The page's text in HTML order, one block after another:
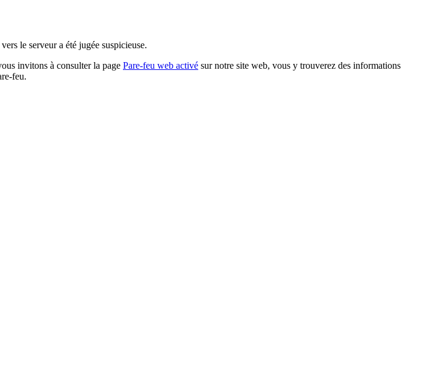
le serveur a été jugée suspicieuse.
invitons à consulter la page Pare-feu web activé sur notre site web, vous y trouverez des informations
feu.